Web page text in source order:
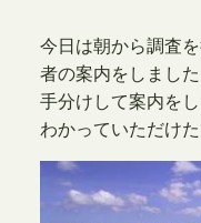
今日は朝から調査
者の案内をしまし
手分けして案内を
わかっていただけ